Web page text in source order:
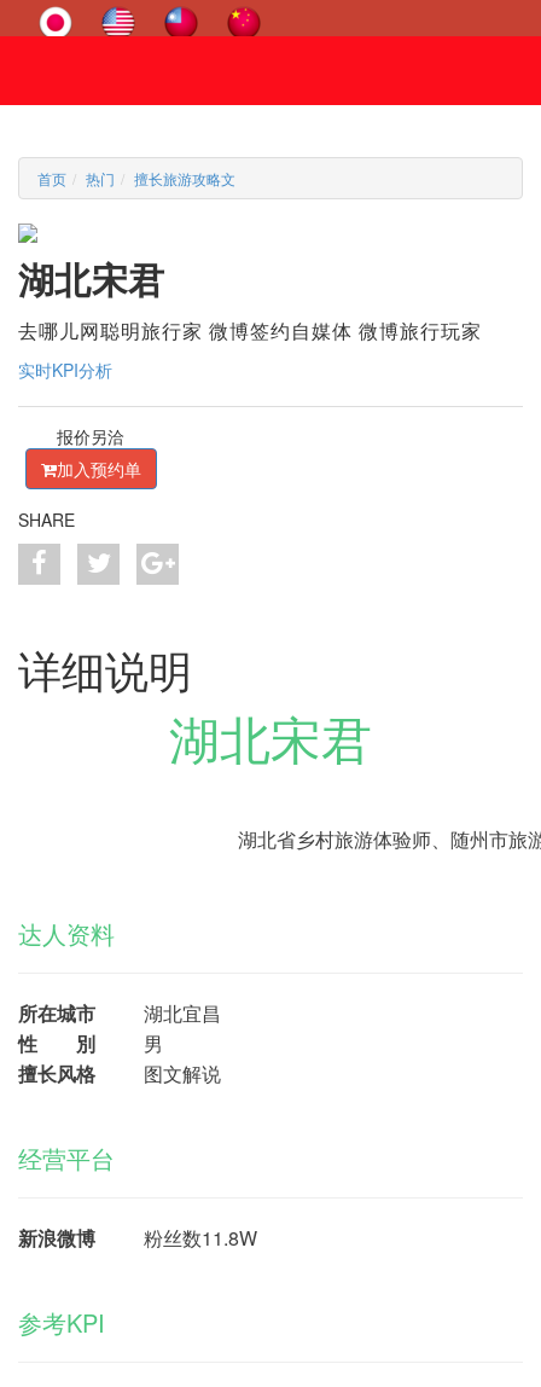
首页 热门 擅长旅游攻略文
湖北宋君
去哪儿网聪明旅行家 微博签约自媒体 微博旅行玩家
实时KPI分析
报价另洽
加入预约单
SHARE
详细说明
湖北宋君
湖北省乡村旅游体验师、随州市旅
达人资料
所在城市 湖北宜昌
性 別 男
擅长风格 图文解说
经营平台
新浪微博 粉丝数11.8W
参考KPI